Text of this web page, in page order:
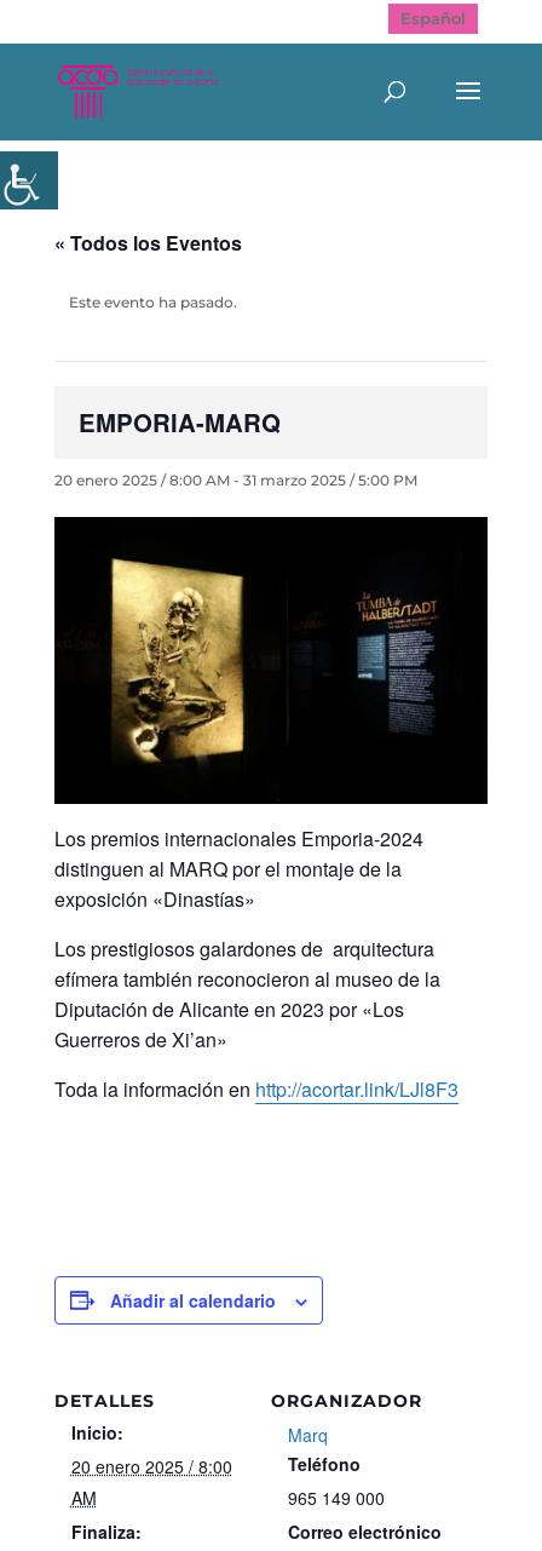
Español
« Todos los Eventos
Este evento ha pasado.
EMPORIA-MARQ
20 enero 2025 / 8:00 AM- 31 marzo 2025 / 5:00 PM
Los premios internacionales Emporia-2024
distinguen al MARQ por el montaje de la
exposición «Dinastías»
Los prestigiosos galardones de arquitectura
efímera también reconocieron al museo de la
Diputación de Alicante en 2023 por «Los
Guerreros de Xi’an»
Toda la información en http://acortar.link/LJl8F3
Añadir al calendario
DETALLES
Inicio:
20 enero 2025 / 8:00
AM
Finaliza:
ORGANIZADOR
Marq
Teléfono
965 149 000
Correo electrónico